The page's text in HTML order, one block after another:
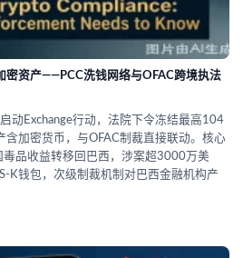
密资产——PCC洗钱网络与OFAC跨境执法
动Exchange行动，法院下令冻结最高104
加密货币，与OFAC制裁直接联动。核心
毒品收益转移回巴西，涉案超3000万美
K钱包，次级制裁机制对巴西金融机构产